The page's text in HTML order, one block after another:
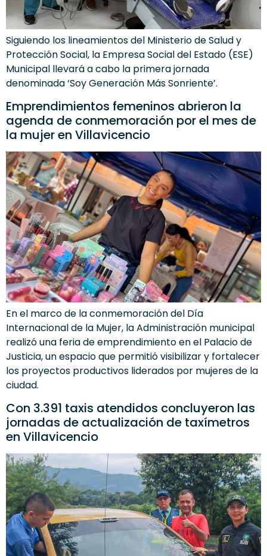
Siguiendo los lineamientos del Ministerio de Salud y
Protección Social, la Empresa Social del Estado (ESE)
Municipal llevará a cabo la primera jornada
denominada ‘Soy Generación Más Sonriente’.
Emprendimientos femeninos abrieron la
agenda de conmemoración por el mes de
la mujer en Villavicencio
En el marco de la conmemoración del Día
Internacional de la Mujer, la Administración municipal
realizó una feria de emprendimiento en el Palacio de
Justicia, un espacio que permitió visibilizar y fortalecer
los proyectos productivos liderados por mujeres de la
ciudad.
Con 3.391 taxis atendidos concluyeron las
jornadas de actualización de taxímetros
en Villavicencio